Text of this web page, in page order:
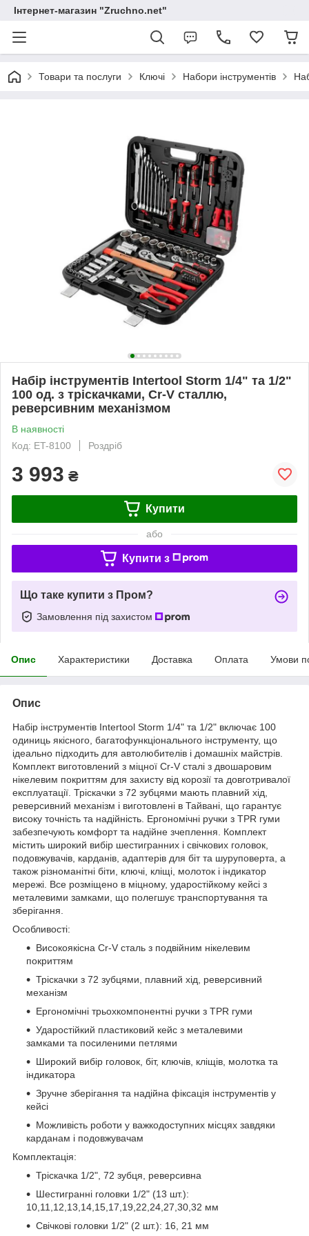
Інтернет-магазин "Zruchno.net"
Товари та послуги Ключі Набори інструментів
Набір інструментів Intertool Storm 1/4" та 1/2"
100 од. з тріскачками, Cr-V сталлю,
реверсивним механізмом
В наявності
Код: ET-8100
Роздріб
3 993 ₴
Купити
або
Купити з
Що таке купити з Пром?
Замовлення під захистом
Опис Характеристики Доставка Оплата Умови
Опис
Набір інструментів Intertool Storm 1/4" та 1/2" включає 100
одиниць якісного, багатофункціонального інструменту, що
ідеально підходить для автолюбителів і домашніх майстрів.
Комплект виготовлений з міцної Cr-V сталі з двошаровим
нікелевим покриттям для захисту від корозії та довготривалої
експлуатації. Тріскачки з 72 зубцями мають плавний хід,
реверсивний механізм і виготовлені в Тайвані, що гарантує
високу точність та надійність. Ергономічні ручки з TPR гуми
забезпечують комфорт та надійне зчеплення. Комплект
містить широкий вибір шестигранних і свічкових головок,
подовжувачів, карданів, адаптерів для біт та шуруповерта, а
також різноманітні біти, ключі, кліщі, молоток і індикатор
мережі. Все розміщено в міцному, ударостійкому кейсі з
металевими замками, що полегшує транспортування та
зберігання.
Особливості:
Високоякісна Cr-V сталь з подвійним нікелевим
покриттям
Тріскачки з 72 зубцями, плавний хід, реверсивний
механізм
Ергономічні трьохкомпонентні ручки з TPR гуми
Ударостійкий пластиковий кейс з металевими
замками та посиленими петлями
Широкий вибір головок, біт, ключів, кліщів, молотка та
індикатора
Зручне зберігання та надійна фіксація інструментів у
кейсі
Можливість роботи у важкодоступних місцях завдяки
карданам і подовжувачам
Комплектація:
Тріскачка 1/2", 72 зубця, реверсивна
Шестигранні головки 1/2" (13 шт.):
10,11,12,13,14,15,17,19,22,24,27,30,32 мм
Свічкові головки 1/2" (2 шт.): 16, 21 мм